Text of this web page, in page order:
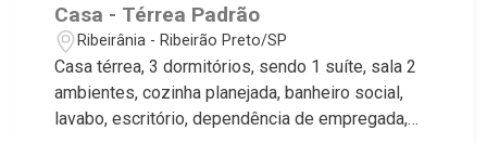
Casa - Térrea Padrão
Ribeirânia - Ribeirão Preto/SP
Casa térrea, 3 dormitórios, sendo 1 suíte, sala 2
ambientes, cozinha planejada, banheiro social,
lavabo, escritório, dependência de empregada,